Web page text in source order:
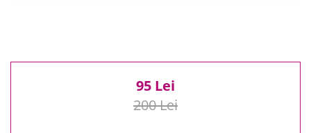
95 Lei
200 Lei